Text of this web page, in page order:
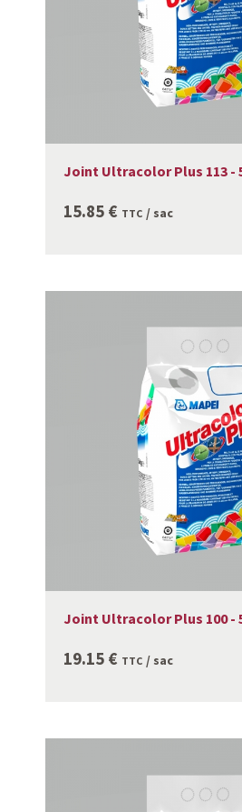
Joint Ultracolor Plus 113 -
15.85 € TTC / sac
Joint Ultracolor Plus 100 -
19.15 € TTC / sac